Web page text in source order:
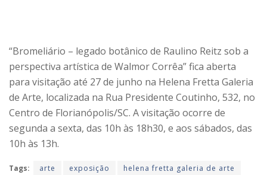
“Bromeliário – legado botânico de Raulino Reitz sob a
perspectiva artística de Walmor Corrêa” fica aberta
para visitação até 27 de junho na Helena Fretta Galeria
de Arte, localizada na Rua Presidente Coutinho, 532, no
Centro de Florianópolis/SC. A visitação ocorre de
segunda a sexta, das 10h às 18h30, e aos sábados, das
10h às 13h.
Tags: arte exposição
helena fretta galeria de arte